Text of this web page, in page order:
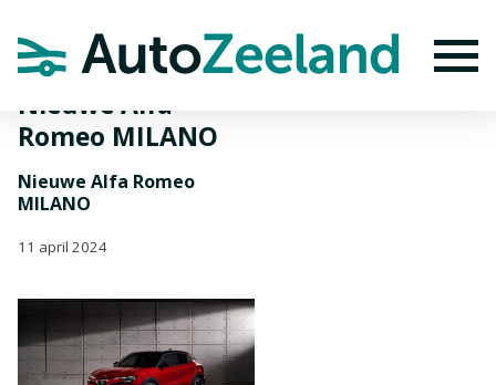
Nieuwe Alfa
Romeo MILANO
Nieuwe Alfa Romeo
MILANO
11 april 2024